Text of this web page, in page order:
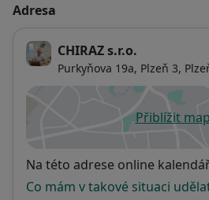
Adresa
CHIRAZ s.r.o.
Purkyňova 19a, Plzeň 3,
Přiblížitse
Dostupnost
Na této adrese online
Co mám v takové situaci